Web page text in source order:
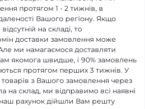
протягом 1 - 2 тижнів, в
Вашого регіону. Якщо
на складі, то
доставки замовлення може
ми намагаємося доставляти
якомога швидше, і 90% замовлень
протягом перших 3 тижнів. У
товарів з Вашого замовлення через
на склад, ми відправимо всі наявні
наш рахунок дійшли Вам решту